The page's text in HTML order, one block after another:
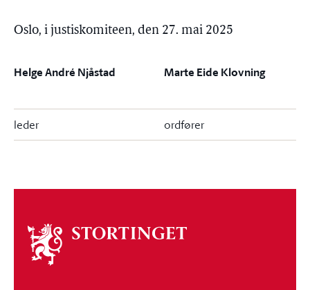
Oslo, i justiskomiteen, den 27. mai 2025
Helge André Njåstad Marte Eide Klovning
leder ordfører
Om
stortinget